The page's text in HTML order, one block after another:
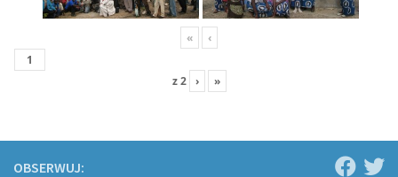
« ‹
z2 › »
OBSERWUJ: